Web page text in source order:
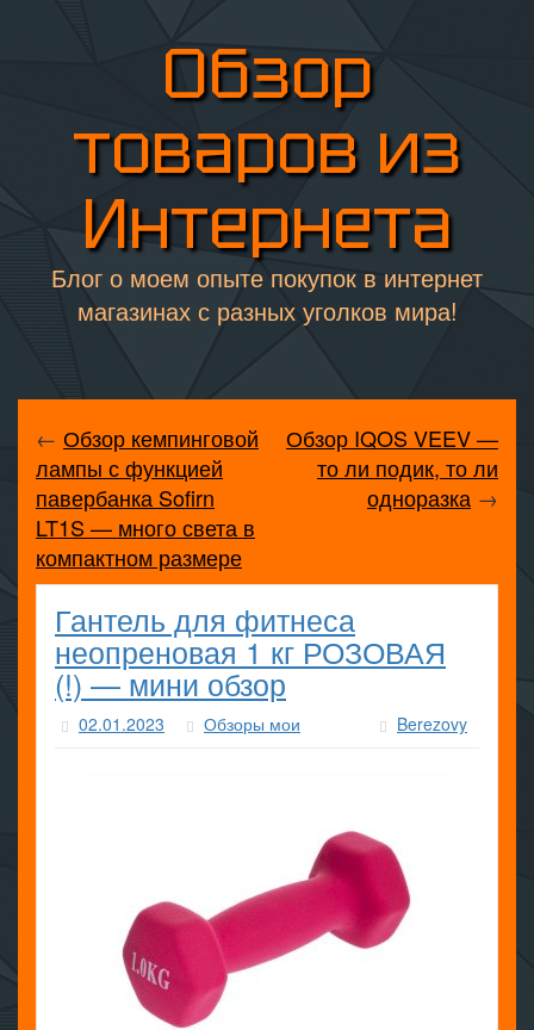
Обзор
товаров из
Интернета
Блог о моем опыте покупок в интернет
магазинах с разных уголков мира!
← Обзор кемпинговой
лампы с функцией
павербанка Sofirn
LT1S — много света в
компактном размере
Обзор IQOS VEEV —
то ли подик, то ли
одноразка →
Гантель для фитнеса
неопреновая 1 кг РОЗОВАЯ
(!) — мини обзор
02.01.2023 Обзоры мои Berezovy